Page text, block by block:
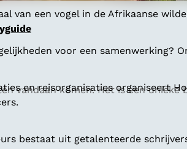
van een vogel in de Afrikaanse
voor een samenwerking?
en reisorganisaties organiseert
bestaat uit getalenteerde
vandaan komen. Het is een